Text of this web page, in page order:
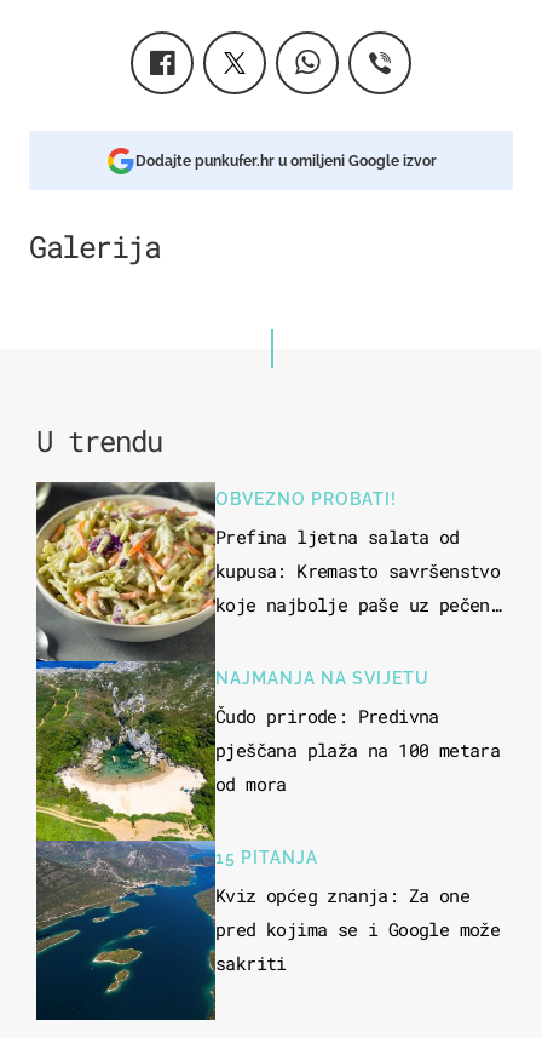
Dodajte punkufer.hr u omiljeni Google izvor
Galerija
U trendu
OBVEZNO PROBATI!
Prefina ljetna salata od
kupusa: Kremasto savršenstvo
koje najbolje paše uz pečeno
NAJMANJA NA SVIJETU
Čudo prirode: Predivna
pješčana plaža na 100 metara
od mora
15 PITANJA
Kviz općeg znanja: Za one
pred kojima se i Google može
sakriti